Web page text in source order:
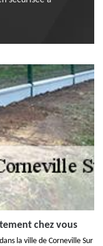
chez vous
la ville de Corneville Sur